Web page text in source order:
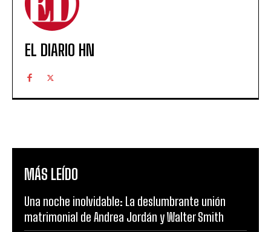
EL DIARIO HN
MÁS LEÍDO
Una noche inolvidable: La deslumbrante unión
matrimonial de Andrea Jordán y Walter Smith